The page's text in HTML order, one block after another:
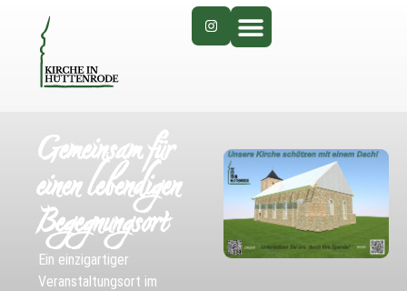
Gemeinsam für
einen lebendigen
Begegnungsort
Ein einzigartiger
Veranstaltungsort im